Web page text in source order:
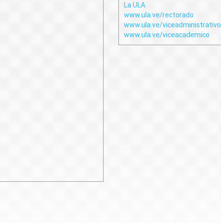
La ULA
www.ula.ve/rectorado
www.ula.ve/viceadministrativo
www.ula.ve/viceacademico